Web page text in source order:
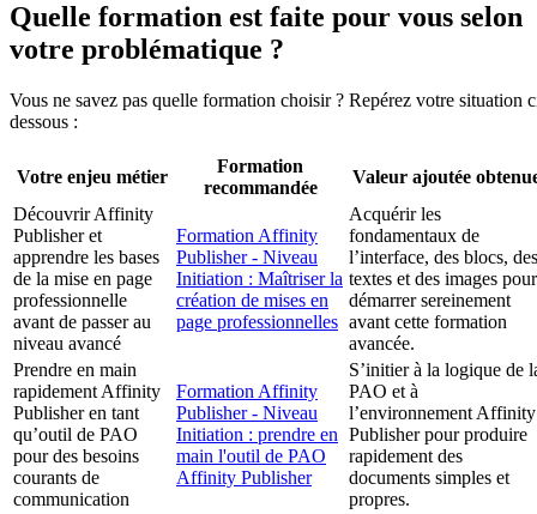
Quelle formation est faite pour vous selon
votre problématique ?
Vous ne savez pas quelle formation choisir ? Repérez votre situation
dessous :
Votre enjeu métier
Formation
recommandée
Valeur ajoutée
Découvrir Affinity
Publisher et
apprendre les bases
de la mise en page
professionnelle
avant de passer au
niveau avancé
Formation Affinity
Publisher - Niveau
Initiation : Maîtriser la
création de mises en
page professionnelles
Acquérir les
fondamentaux de
l’interface, des blocs, des
textes et des images pour
démarrer sereinement
avant cette formation
avancée.
Prendre en main
rapidement Affinity
Publisher en tant
qu’outil de PAO
pour des besoins
courants de
communication
Formation Affinity
Publisher - Niveau
Initiation : prendre en
main l'outil de PAO
Affinity Publisher
S’initier à la logique de
PAO et à
l’environnement Affinity
Publisher pour produire
rapidement des
documents simples et
propres.